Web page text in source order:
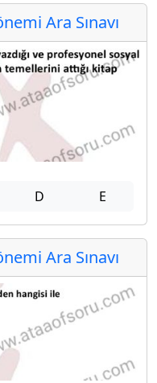
Ara Sınavı
D E
Ara Sınavı